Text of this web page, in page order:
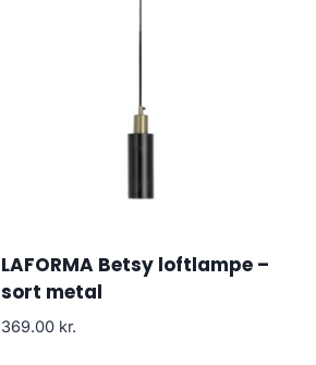
LAFORMA Betsy loftlampe –
sort metal
369.00 kr.